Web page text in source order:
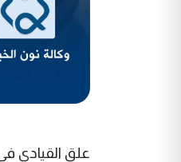
علق القيادي